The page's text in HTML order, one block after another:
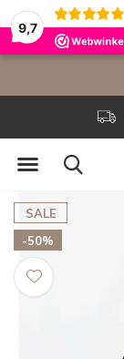
9,7
SALE
-50%